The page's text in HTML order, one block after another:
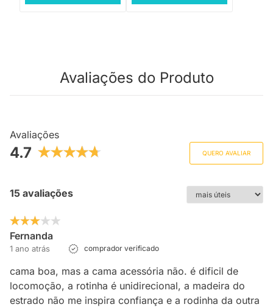
Avaliações do Produto
Avaliações
4.7 QUERO AVALIAR
15 avaliações
Fernanda
1 ano atrás comprador verificado
cama boa, mas a cama acessória não. é dificil de
locomoção, a rotinha é unidirecional, a madeira do
estrado não me inspira confiança e a rodinha da outra